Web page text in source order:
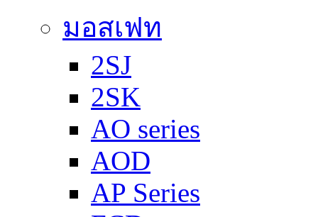
มอสเฟท
2SJ
2SK
AO series
AOD
AP Series